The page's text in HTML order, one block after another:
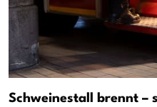
Schweinestall brennt –